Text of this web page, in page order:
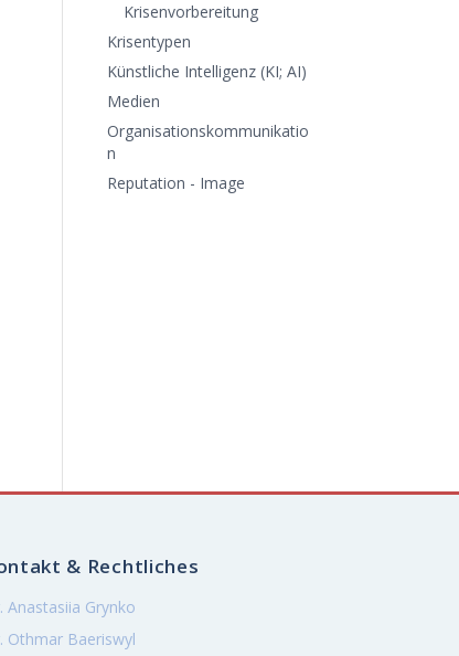
Krisenvorbereitung
Krisentypen
Künstliche Intelligenz (KI; AI)
Medien
Organisationskommunikatio
n
Reputation - Image
& Rechtliches
Anastasiia Grynko
Othmar Baeriswyl